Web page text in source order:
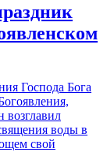
Господа Бога
возглавил
воды в
свой